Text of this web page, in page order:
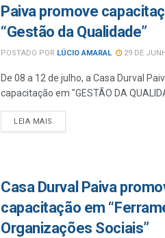
Paiva promove
“Gestão da Qualidade”
POSTADO POR LÚCIO AMARAL 29 DE
De 08 a 12 de julho, a Casa Durval
capacitação em "GESTÃO DA
LEIA MAIS
Casa Durval Paiva
capacitação em
Organizações Sociais”